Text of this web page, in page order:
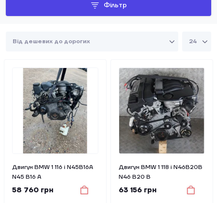
Фільтр
Двигун BMW 1 116 i N45B16A
N45 B16 A
58 760 грн
Двигун BMW 1 118 i N46B20B
N46 B20 B
63 156 грн